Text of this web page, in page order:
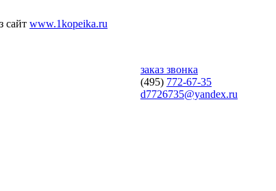
сайт www.1kopeika.ru
заказ звонка
(495) 772-67-35
d7726735@yandex.ru